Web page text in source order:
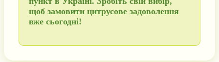
щоб замовити цитрусове задоволення
вже сьогодні!